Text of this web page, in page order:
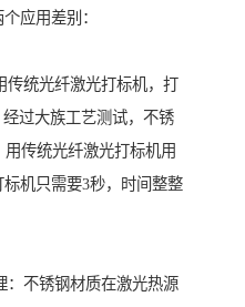
应用差别：
传统光纤激光打标机，打
过大族工艺测试，不锈
传统光纤激光打标机用
标机只需要3秒，时间整整
：不锈钢材质在激光热源